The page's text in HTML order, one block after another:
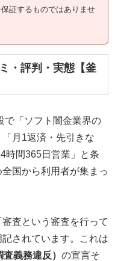
証するものではありませ
・評判・実態【釜
で「ソフト闇金業界の
月1返済・先引きな
時間365日営業」と条
国から利用者が集まっ
査という審査を行って
されています。これは
義務違反） の宣言そ